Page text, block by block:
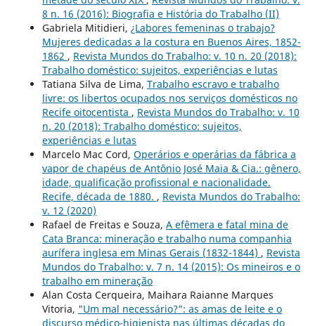
8 n. 16 (2016): Biografia e História do Trabalho (II)
Gabriela Mitidieri, ¿Labores femeninas o trabajo?
Mujeres dedicadas a la costura en Buenos Aires, 1852-
1862 , Revista Mundos do Trabalho: v. 10 n. 20 (2018):
Trabalho doméstico: sujeitos, experiências e lutas
Tatiana Silva de Lima, Trabalho escravo e trabalho
livre: os libertos ocupados nos serviços domésticos no
Recife oitocentista , Revista Mundos do Trabalho: v. 10
n. 20 (2018): Trabalho doméstico: sujeitos,
experiências e lutas
Marcelo Mac Cord, Operários e operárias da fábrica a
vapor de chapéus de Antônio José Maia & Cia.: gênero,
idade, qualificação profissional e nacionalidade.
Recife, década de 1880. , Revista Mundos do Trabalho:
v. 12 (2020)
Rafael de Freitas e Souza, A efêmera e fatal mina de
Cata Branca: mineração e trabalho numa companhia
aurífera inglesa em Minas Gerais (1832-1844) , Revista
Mundos do Trabalho: v. 7 n. 14 (2015): Os mineiros e o
trabalho em mineração
Alan Costa Cerqueira, Maihara Raianne Marques
Vitoria, "Um mal necessário?": as amas de leite e o
discurso médico-higienista nas últimas décadas do